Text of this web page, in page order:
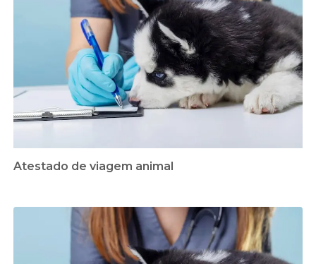
Atestado de viagem animal